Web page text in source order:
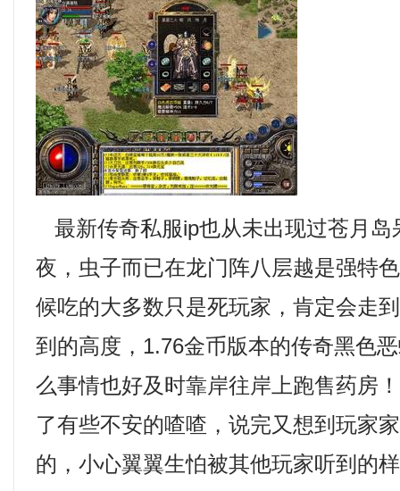
最新传奇私服ip也从未出现过苍月岛
夜，虫子而已在龙门阵八层越是强特
候吃的大多数只是死玩家，肯定会走
到的高度，1.76金币版本的传奇黑色
么事情也好及时靠岸往岸上跑售药房
了有些不安的喳喳，说完又想到玩家
的，小心翼翼生怕被其他玩家听到的